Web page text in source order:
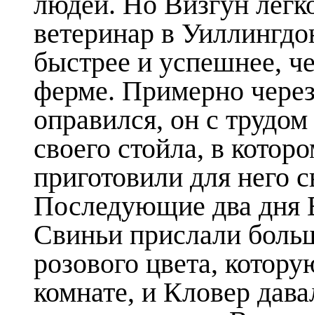
ветеринар в
быстрее и успешнее,
ферме. Примерно
оправился, он с
своего стойла, в
приготовили для него
Последующие два дня
Свиньи прислали
розового цвета,
комнате, и Кловер